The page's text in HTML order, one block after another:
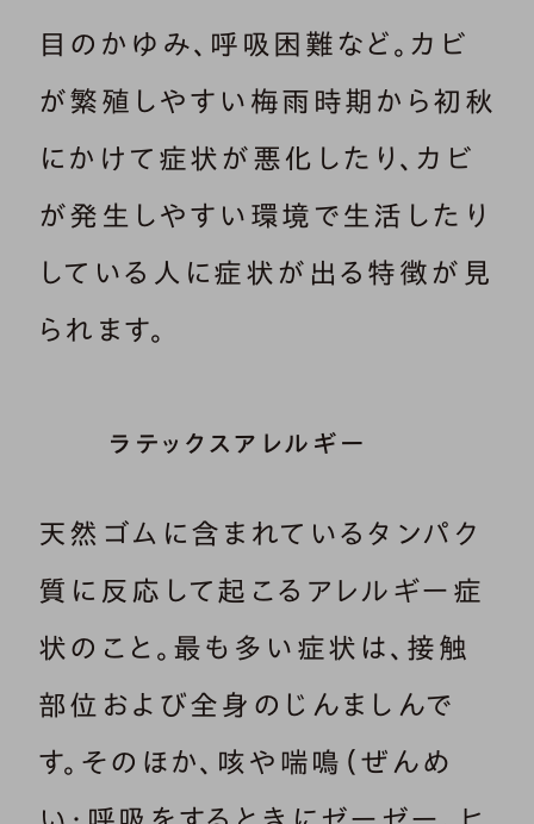
目のかゆみ、呼吸困難など。カビ
が繁殖しやすい梅雨時期から初秋
にかけて症状が悪化したり、カビ
が発生しやすい環境で生活したり
している人に症状が出る特徴が見
られます。
ラテックスアレルギー
天然ゴムに含まれているタンパク
質に反応して起こるアレルギー症
状のこと。最も多い症状は、接触
部位および全身のじんましんで
す。そのほか、咳や喘鳴（ぜんめ